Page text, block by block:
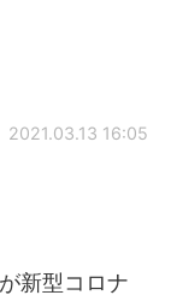
2021.03.13 16:05
新型コロナ